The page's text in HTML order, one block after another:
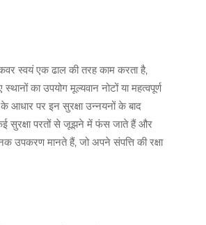
स्वयं एक ढाल की तरह काम करता है,
का उपयोग मूल्यवान नोटों या महत्वपूर्ण
आधार पर इन सुरक्षा उन्नयनों के बाद
सुरक्षा परतों से जूझने में फंस जाते हैं और
उपकरण मानते हैं, जो अपने संपत्ति की रक्षा